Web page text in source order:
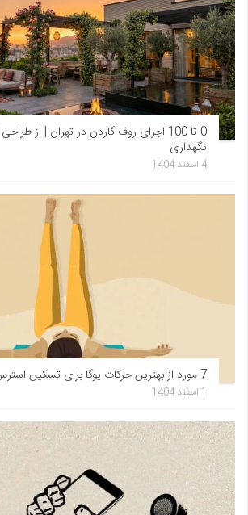
0 تا 100 اجرای روف گاردن در تهران | از
نگهداری
4 اسفند 1404
7 مورد از بهترین حرکات یوگا برای تسکین استرس
1 اسفند 1404